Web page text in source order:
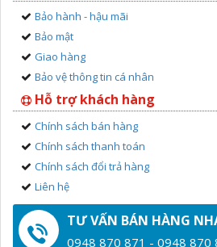
Bảo hành - hậu mãi
Bảo mật
Giao hàng
Bảo vệ thông tin cá nhân
Hỗ trợ khách hàng
Chính sách bán hàng
Chính sách thanh toán
Chính sách đổi trả hàng
Liên hệ
TƯ VẤN BÁN HÀNG
0948 870 871 - 0948 870